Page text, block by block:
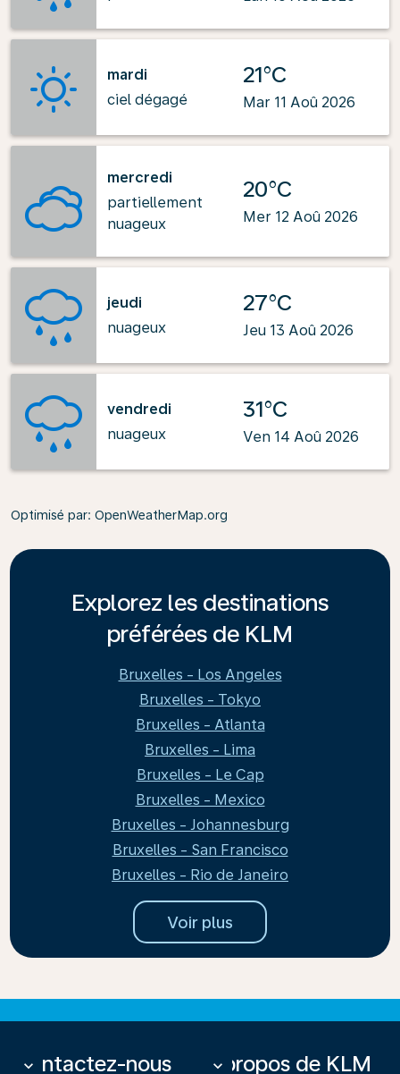
mardi
ciel dégagé
21°C
Mar 11 Aoû 2026
mercredi
partiellement
nuageux
20°C
Mer 12 Aoû 2026
jeudi
nuageux
27°C
Jeu 13 Aoû 2026
vendredi
nuageux
31°C
Ven 14 Aoû 2026
Optimisé par: OpenWeatherMap.org
Explorez les destinations
préférées de KLM
Bruxelles - Los Angeles
Bruxelles - Tokyo
Bruxelles - Atlanta
Bruxelles - Lima
Bruxelles - Le Cap
Bruxelles - Mexico
Bruxelles - Johannesburg
Bruxelles - San Francisco
Bruxelles - Rio de Janeiro
Voir plus
Contactez-nous
keyboard_arrow_down À propos de KLM
keyboard_arrow_down